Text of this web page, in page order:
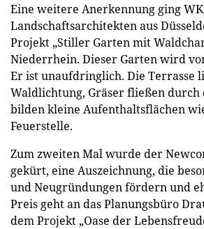
Eine weitere Anerkennung ging
Landschaftsarchitekten aus
Projekt „Stiller Garten mit
Niederrhein. Dieser Garten wird
Er ist unaufdringlich. Die Terrasse
Waldlichtung, Gräser fließen durch
bilden kleine Aufenthaltsflächen
Feuerstelle.
Zum zweiten Mal wurde der
gekürt, eine Auszeichnung, die
und Neugründungen fördern und
Preis geht an das Planungsbüro
dem Projekt „Oase der